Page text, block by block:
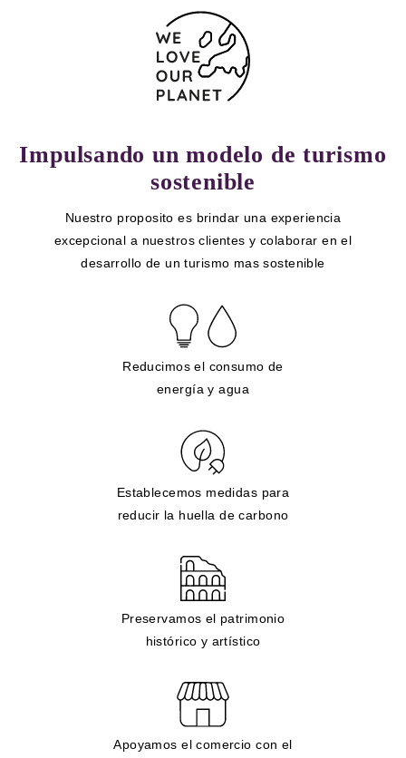
Impulsando un modelo de turismo
sostenible
Nuestro proposito es brindar una experiencia
excepcional a nuestros clientes y colaborar en el
desarrollo de un turismo mas sostenible
Reducimos el consumo de
energía y agua
Establecemos medidas para
reducir la huella de carbono
Preservamos el patrimonio
histórico y artístico
Apoyamos el comercio con el